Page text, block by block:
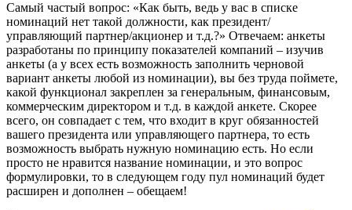
Самый частый вопрос: «Как быть, ведь у вас в списке
номинаций нет такой должности, как президент/
управляющий партнер/акционер и т.д.?» Отвечаем: анкеты
разработаны по принципу показателей компаний – изучив
анкеты (а у всех есть возможность заполнить черновой
вариант анкеты любой из номинации), вы без труда поймете,
какой функционал закреплен за генеральным, финансовым,
коммерческим директором и т.д. в каждой анкете. Скорее
всего, он совпадает с тем, что входит в круг обязанностей
вашего президента или управляющего партнера, то есть
возможность выбрать нужную номинацию есть. Но если
просто не нравится название номинации, и это вопрос
формулировки, то в следующем году пул номинаций будет
расширен и дополнен – обещаем!